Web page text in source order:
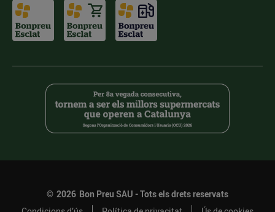
© 2026 Bon Preu SAU - Tots els drets reservats